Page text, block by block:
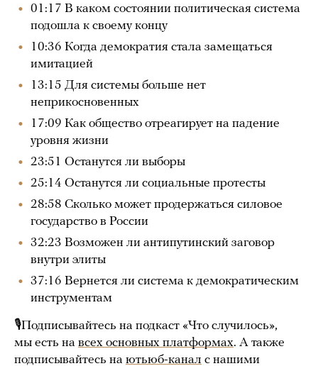
01:17 В каком состоянии политическая система
подошла к своему концу
10:36 Когда демократия стала замещаться
имитацией
13:15 Для системы больше нет
неприкосновенных
17:09 Как общество отреагирует на падение
уровня жизни
23:51 Останутся ли выборы
25:14 Останутся ли социальные протесты
28:58 Сколько может продержаться силовое
государство в России
32:23 Возможен ли антипутинский заговор
внутри элиты
37:16 Вернется ли система к демократическим
инструментам
🎙Подписывайтесь на подкаст «Что случилось»,
мы есть на всех основных платформах. А также
подписывайтесь на ютьюб-канал с нашими